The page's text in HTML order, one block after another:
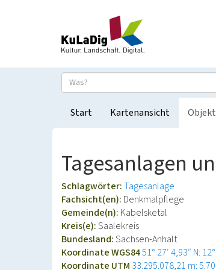
Start Kartenansicht
Tagesanlagen
Schlagwörter:Tagesanlage
Fachsicht(en): Denkmalpflege
Gemeinde(n): Kabelsketal
Kreis(e):Saalekreis
Bundesland:Sachsen-Anhalt
Koordinate WGS8451° 27′ 4,93″ N:
Koordinate UTM 33.295.078,21 m: